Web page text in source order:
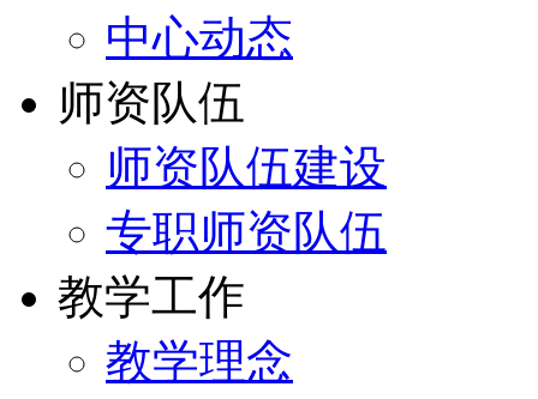
中心动态
师资队伍
师资队伍建设
专职师资队伍
教学工作
教学理念